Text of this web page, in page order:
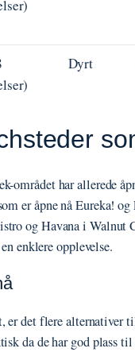
Dyrt
området har allerede
er åpne nå Eureka!
og Havana i Walnut
enklere opplevelse.
er det flere alternativer
da de har god plass